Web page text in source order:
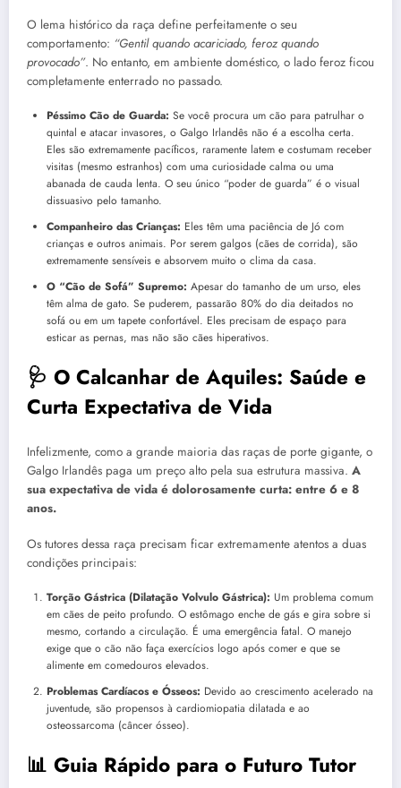
O lema histórico da raça define perfeitamente o seu
comportamento: “Gentil quando acariciado, feroz quando
provocado”. No entanto, em ambiente doméstico, o lado feroz ficou
completamente enterrado no passado.
Péssimo Cão de Guarda: Se você procura um cão para patrulhar o
quintal e atacar invasores, o Galgo Irlandês não é a escolha certa.
Eles são extremamente pacíficos, raramente latem e costumam receber
visitas (mesmo estranhos) com uma curiosidade calma ou uma
abanada de cauda lenta. O seu único “poder de guarda” é o visual
dissuasivo pelo tamanho.
Companheiro das Crianças: Eles têm uma paciência de Jó com
crianças e outros animais. Por serem galgos (cães de corrida), são
extremamente sensíveis e absorvem muito o clima da casa.
O “Cão de Sofá” Supremo: Apesar do tamanho de um urso, eles
têm alma de gato. Se puderem, passarão 80% do dia deitados no
sofá ou em um tapete confortável. Eles precisam de espaço para
esticar as pernas, mas não são cães hiperativos.
🩺 O Calcanhar de Aquiles: Saúde e
Curta Expectativa de Vida
Infelizmente, como a grande maioria das raças de porte gigante, o
Galgo Irlandês paga um preço alto pela sua estrutura massiva. A
sua expectativa de vida é dolorosamente curta: entre 6 e 8
anos.
Os tutores dessa raça precisam ficar extremamente atentos a duas
condições principais:
Torção Gástrica (Dilatação Volvulo Gástrica): Um problema comum
em cães de peito profundo. O estômago enche de gás e gira sobre si
mesmo, cortando a circulação. É uma emergência fatal. O manejo
exige que o cão não faça exercícios logo após comer e que se
alimente em comedouros elevados.
Problemas Cardíacos e Ósseos: Devido ao crescimento acelerado na
juventude, são propensos à cardiomiopatia dilatada e ao
osteossarcoma (câncer ósseo).
📊 Guia Rápido para o Futuro Tutor